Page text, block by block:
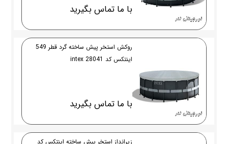
با ما تماس بگیرید
روکش استخر پیش ساخته گرد قطر 549
اینتکس کد 28041 intex
با ما تماس بگیرید
زیرانداز استخر پیش ساخته اینتکس کد